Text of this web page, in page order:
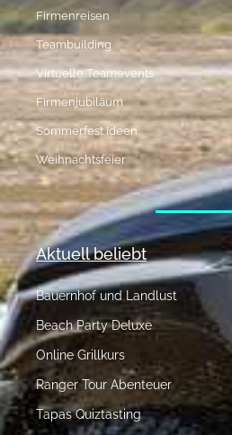
Firmenreisen
Teambuilding
Virtuelle Teamevents
Firmenjubiläum
Sommerfest Ideen
Weihnachtsfeier
Aktuell beliebt
Bauernhof und Landlust
Beach Party Deluxe
Online Grillkurs
Ranger Tour Abenteuer
Tapas Quiztasting